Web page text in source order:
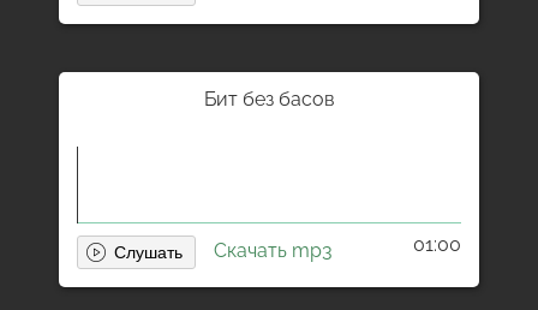
Бит без басов
Скачать mp3 01:00